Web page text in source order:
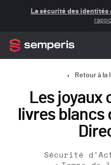
La sécurité des identités
Retour à la
Les joyaux
livres blancs
Sécurité